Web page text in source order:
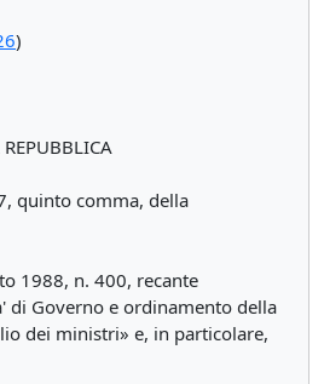
)
quinto comma, della
1988, n. 400, recante
di Governo e ordinamento della
dei ministri» e, in particolare,